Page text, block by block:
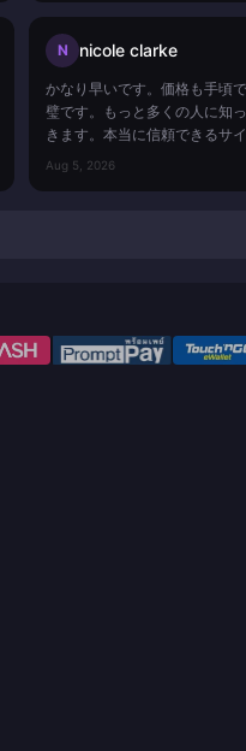
N nicole clarke
かなり早いです。価格も手頃
璧です。もっと多くの人に知
きます。本当に信頼できるサイ
Aug 5, 2026